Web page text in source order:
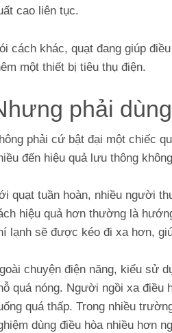
cao liên tục.
cách khác, quạt đang giúp
một thiết bị tiêu thụ điện.
phải
phải cứ bật đại một chiếc
đến hiệu quả lưu thông
quạt tuần hoàn, nhiều người
hiệu quả hơn thường là
lạnh sẽ được kéo đi xa hơn,
chuyện điện năng, kiểu sử
quá nóng. Người ngồi xa điều
quá thấp. Trong nhiều
dùng điều hòa nhiều hơn